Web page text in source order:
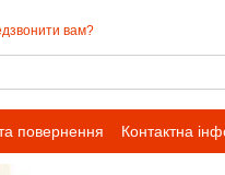
вам?
повернення Контактна
співпраці для оптових